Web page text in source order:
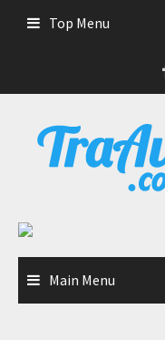
Top Menu
Main Menu